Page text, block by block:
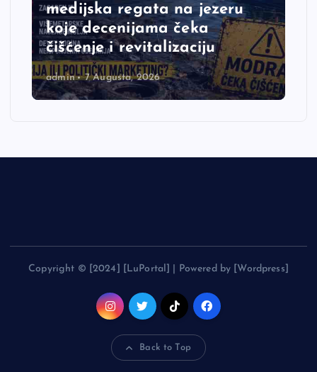
medijska regata na jezeru
koje decenijama čeka
čišćenje i revitalizaciju
admin 7 Augusta, 2026
Copyright © [2024] [LuPortal] | Powered by [Wordpress]
Back to Top